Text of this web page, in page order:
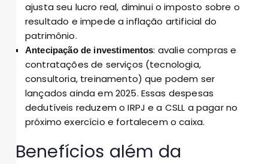
ajusta seu lucro real, diminui o imposto sobre o
resultado e impede a inflação artificial do
patrimônio.
Antecipação de investimentos: avalie compras e
contratações de serviços (tecnologia,
consultoria, treinamento) que podem ser
lançados ainda em 2025. Essas despesas
dedutíveis reduzem o IRPJ e a CSLL a pagar no
próximo exercício e fortalecem o caixa.
Benefícios além da